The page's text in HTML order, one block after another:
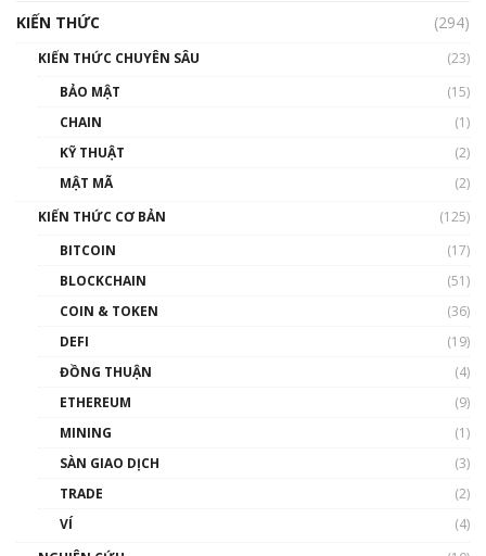
00:43:47
như thể nào?
00:39:31
Phổ cập Blockchain
thống & Crypto qua các cuộc chiến | Phổ cập
KIẾN THỨC
(294)
KIẾN THỨC CHUYÊN SÂU
(23)
BẢO MẬT
(15)
CHAIN
(1)
KỸ THUẬT
(2)
MẬT MÃ
(2)
KIẾN THỨC CƠ BẢN
(125)
BITCOIN
(17)
BLOCKCHAIN
(51)
COIN & TOKEN
(36)
DEFI
(19)
ĐỒNG THUẬN
(4)
ETHEREUM
(9)
MINING
(1)
SÀN GIAO DỊCH
(3)
TRADE
(2)
VÍ
(4)